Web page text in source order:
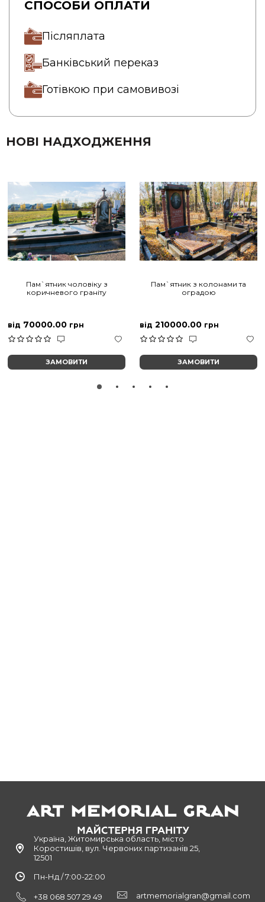
СПОСОБИ ОПЛАТИ
Післяплата
Банківський переказ
Готівкою при самовивозі
НОВІ НАДХОДЖЕННЯ
Пам`ятник чоловіку з
коричневого граніту
від 70000.00 грн
ЗАМОВИТИ
Пам`ятник з колонами та
оградою
від 210000.00 грн
ЗАМОВИТИ
Україна, Житомирська область, місто
Коростишів, вул. Червоних партизанів 25,
12501
Пн-Нд / 7:00-22:00
+38 068 507 29 49 artmemorialgran@gmail.com